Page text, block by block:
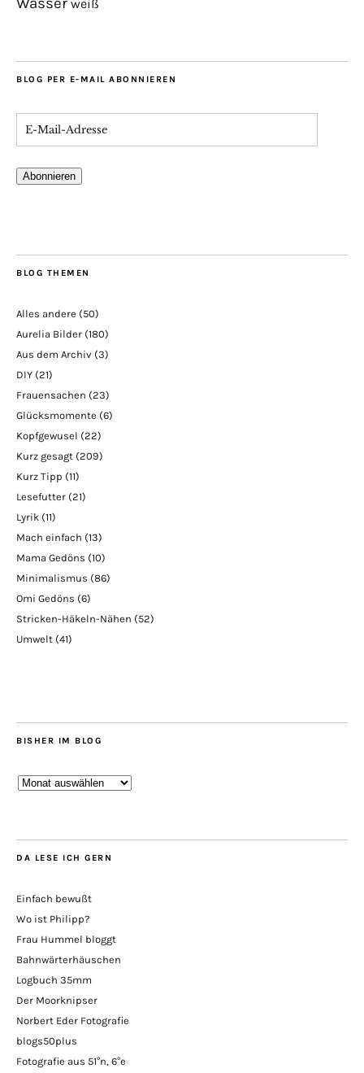
weiß
BLOG PER E-MAIL ABONNIEREN
Abonnieren
BLOG THEMEN
Alles andere (50)
Aurelia Bilder (180)
Aus dem Archiv (3)
DIY (21)
Frauensachen (23)
Glücksmomente (6)
Kopfgewusel (22)
Kurz gesagt (209)
Kurz Tipp (11)
Lesefutter (21)
Lyrik (11)
Mach einfach (13)
Mama Gedöns (10)
Minimalismus (86)
Omi Gedöns (6)
Stricken-Häkeln-Nähen (52)
Umwelt (41)
BISHER IM BLOG
Bisher
DA LESE ICH GERN
Einfach bewußt
Wo ist Philipp?
Frau Hummel bloggt
Bahnwärterhäuschen
Logbuch 35mm
Der Moorknipser
Norbert Eder Fotografie
blogs50plus
Fotografie aus 51°n, 6°e